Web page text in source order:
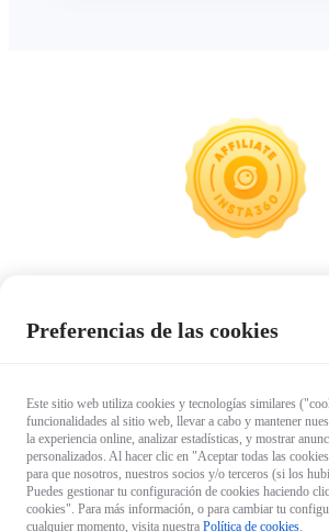
Programa de
Comparte para
Preferencias de las cookies
Este sitio web utiliza cookies y tecnologías similares
funcionalidades al sitio web, llevar a cabo y mantener
la experiencia online, analizar estadísticas, y mostrar
personalizados. Al hacer clic en "Aceptar todas las
para que nosotros, nuestros socios y/o terceros (si los
Puedes gestionar tu configuración de cookies haciendo
cookies". Para más información, o para cambiar tu
cualquier momento, visita nuestra Política de cookies.